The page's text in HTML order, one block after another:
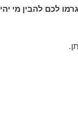
לכם להבין מי